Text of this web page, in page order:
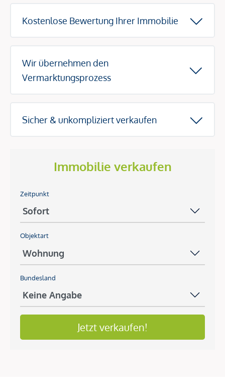
Kostenlose Bewertung Ihrer Immobilie
Wir übernehmen den
Vermarktungsprozess
Sicher & unkompliziert verkaufen
Immobilie verkaufen
Zeitpunkt
Objektart
Bundesland
Jetzt verkaufen!